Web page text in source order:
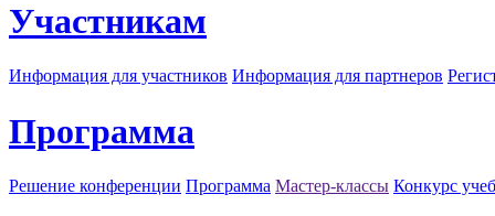
Участникам
Информация для участников Информация для партнеров
Программа
Решение конференции Программа Мастер-классы Конкурс